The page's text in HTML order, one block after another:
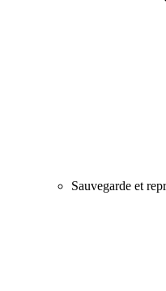
Sauvegarde et